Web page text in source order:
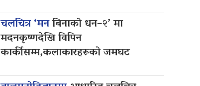
चलचित्र ‘मनबिनाको धन–२’ मा
मदनकृष्णदेखि विपिन
कार्कीसम्म,कलाकारहरूको जमघट